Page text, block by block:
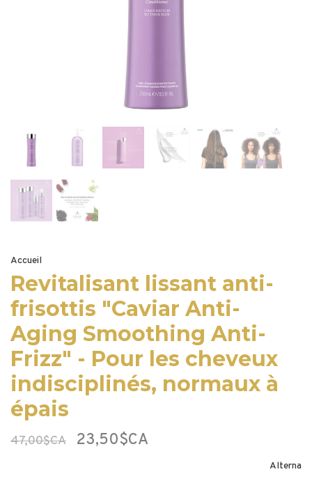
Accueil
Revitalisant lissant anti-
frisottis "Caviar Anti-
Aging Smoothing Anti-
Frizz" - Pour les cheveux
indisciplinés, normaux à
épais
47,00$CA 23,50$CA
Alterna